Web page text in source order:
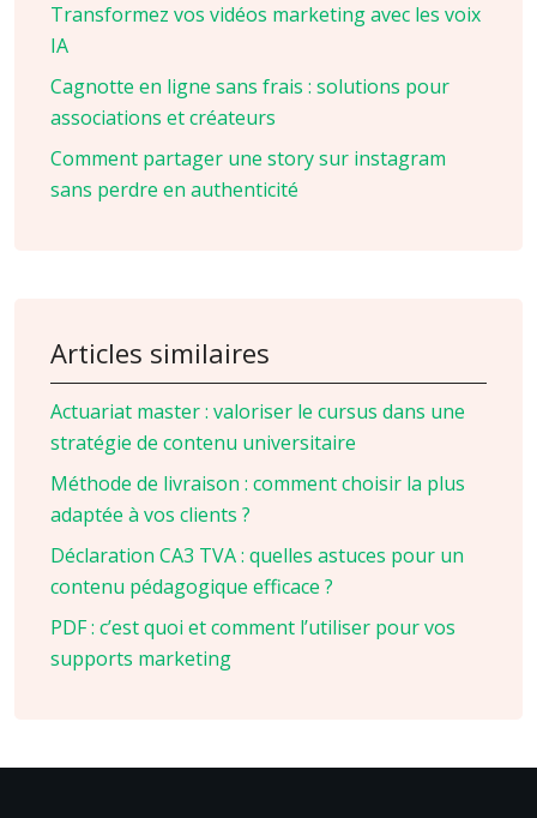
Transformez vos vidéos marketing avec les voix
IA
Cagnotte en ligne sans frais : solutions pour
associations et créateurs
Comment partager une story sur instagram
sans perdre en authenticité
Articles similaires
Actuariat master : valoriser le cursus dans une
stratégie de contenu universitaire
Méthode de livraison : comment choisir la plus
adaptée à vos clients ?
Déclaration CA3 TVA : quelles astuces pour un
contenu pédagogique efficace ?
PDF : c’est quoi et comment l’utiliser pour vos
supports marketing